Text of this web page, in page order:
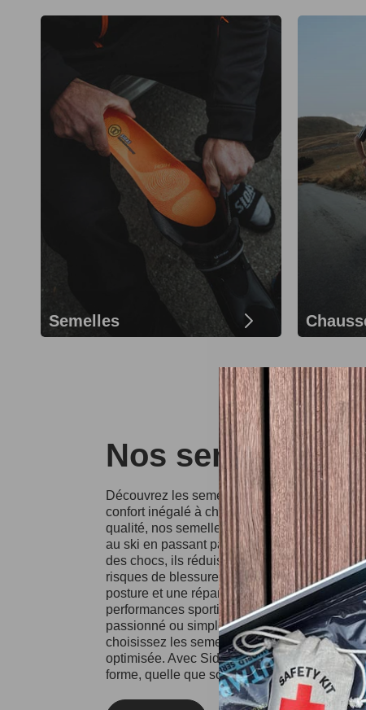
Semelles
Nos semelles
Découvrez les semelles Sidas, conçues
confort inégalé à chaque pas. Fabriquées à
qualité, nos semelles conviennent à divers
au ski en passant par la course à pied.
des chocs, ils réduisent l'impact sur vos
risques de blessures. Les semelles Sidas
posture et une répartition équilibrée du
performances sportives et votre confort au
passionné ou simplement à la recherche
choisissez les semelles Sidas pour une
optimisée. Avec Sidas, prenez soin de vos
forme, quelle que soit l'activité !